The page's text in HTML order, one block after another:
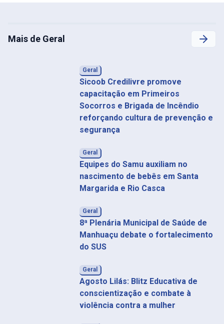
Mais de Geral
Geral
Sicoob Credilivre promove
capacitação em Primeiros
Socorros e Brigada de Incêndio
reforçando cultura de prevenção e
segurança
Geral
Equipes do Samu auxiliam no
nascimento de bebês em Santa
Margarida e Rio Casca
Geral
8ª Plenária Municipal de Saúde de
Manhuaçu debate o fortalecimento
do SUS
Geral
Agosto Lilás: Blitz Educativa de
conscientização e combate à
violência contra a mulher